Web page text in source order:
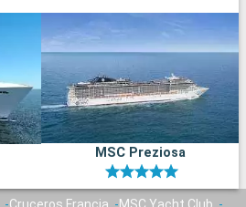
MSC Preziosa
Cruceros Francia
MSC Yacht Club